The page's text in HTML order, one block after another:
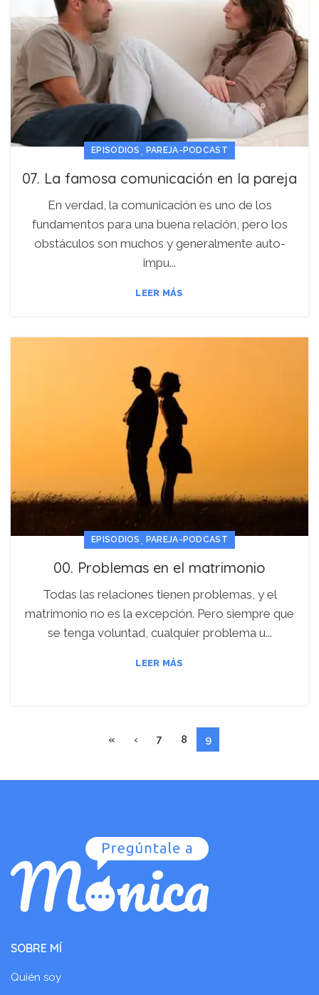
EPISODIOS , PAREJA-PODCAST
07. La famosa comunicación en la pareja
En verdad, la comunicación es uno de los
fundamentos para una buena relación, pero los
obstáculos son muchos y generalmente auto-
impu...
LEER MÁS
EPISODIOS PAREJA-PODCAST
00. Problemas en el matrimonio
Todas las relaciones tienen problemas, y el
matrimonio no es la excepción. Pero siempre que
se tenga voluntad, cualquier problema u...
LEER MÁS
« ‹ 7 8 9
SOBRE MÍ
Quién soy